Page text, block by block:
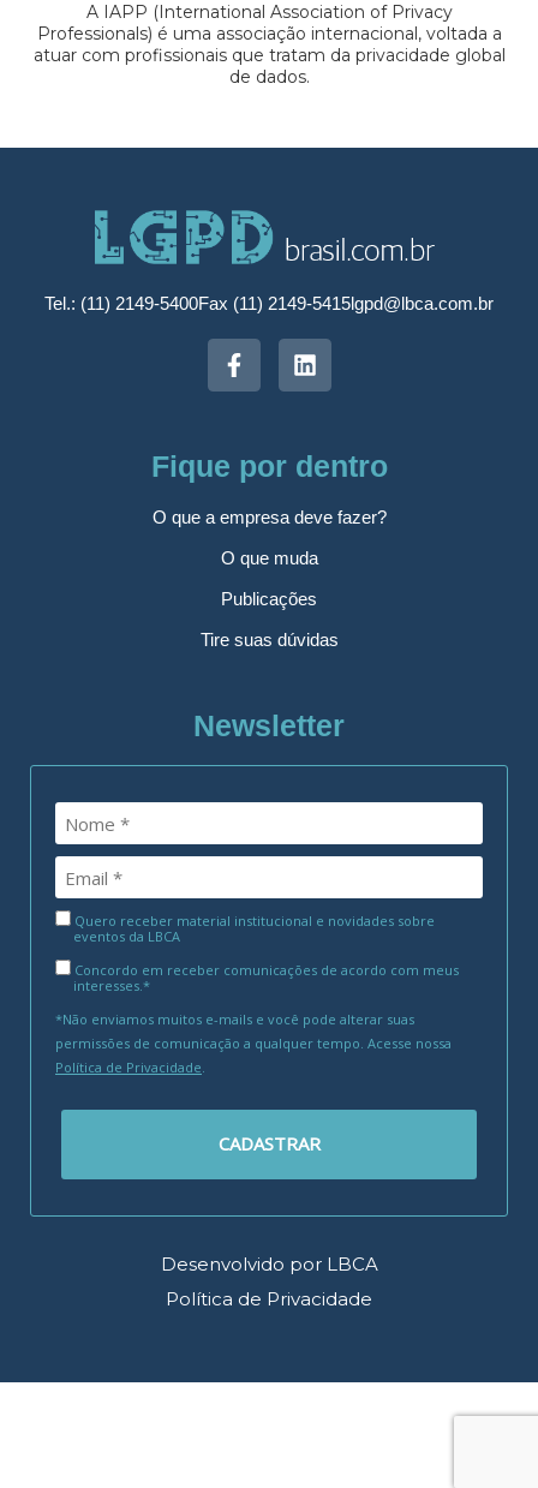
A IAPP (International Association of Privacy
Professionals) é uma associação internacional, voltada a
atuar com profissionais que tratam da privacidade global
de dados.
Tel.: (11) 2149-5400Fax (11) 2149-5415lgpd@lbca.com.br
Fique por dentro
O que a empresa deve fazer?
O que muda
Publicações
Tire suas dúvidas
Newsletter
Quero receber material institucional e novidades sobre
eventos da LBCA
Concordo em receber comunicações de acordo com meus
interesses.*
*Não enviamos muitos e-mails e você pode alterar suas
permissões de comunicação a qualquer tempo. Acesse nossa
Política de Privacidade
CADASTRAR
Desenvolvido por LBCA
Política de Privacidade